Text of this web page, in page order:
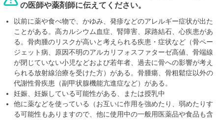
の医師や薬剤師に伝えてください。
以前に薬や食べ物で、かゆみ、発疹などのアレルギー症状が出た
ことがある。高カルシウム血症、腎障害、尿路結石、心疾患があ
る。骨肉腫のリスクが高いと考えられる疾患・症状など（骨ペー
ジェット病、原因不明のアルカリフォスファターゼ高値、骨端線
が閉じていない小児などおよび若年者、過去に骨への影響が考え
られる放射線治療を受けた方）がある。骨腫瘍、骨粗鬆症以外の
代謝性骨疾患（副甲状腺機能亢進症など）がある。
妊娠、妊娠している可能性がある、または授乳中
他に薬などを使っている（お互いに作用を強めたり、弱めたりす
る可能性もありますので、他に使用中の一般用医薬品や食品も含